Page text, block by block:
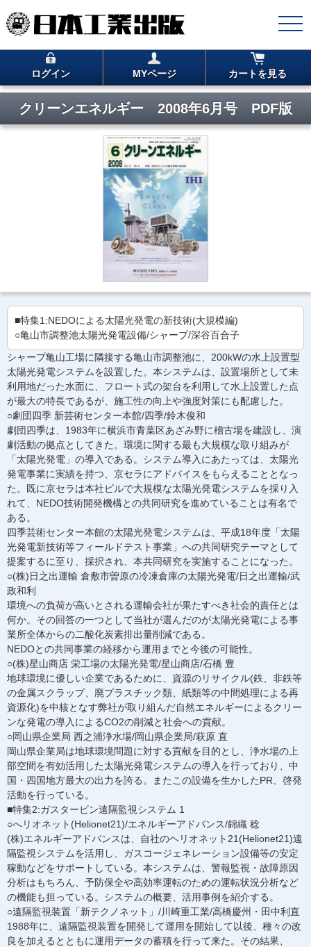
ログイン MYページ カートを見る
クリーンエネルギー 2008年6月号 PDF版
■特集1:NEDOによる太陽光発電の新技術(大規模編)
○亀山市調整池太陽光発電設備/シャープ/深谷百合子
シャープ亀山工場に隣接する亀山市調整池に、200kWの水上設置型
太陽光発電システムを設置した。本システムは、設置場所として未
利用地だった水面に、フロート式の架台を利用して水上設置した点
が最大の特長であるが、施工性の向上や強度対策にも配慮した。
○劇団四季 新芸術センター本館/四季/鈴木俊和
劇団四季は、1983年に横浜市青葉区あざみ野に稽古場を建設し、演
劇活動の拠点としてきた。環境に関する最も大規模な取り組みが
「太陽光発電」の導入である。システム導入にあたっては、太陽光
発電事業に実績を持つ、京セラにアドバイスをもらえることとなっ
た。既に京セラは本社ビルで大規模な太陽光発電システムを採り入
れて、NEDO技術開発機構との共同研究を進めていることは有名で
ある。
四季芸術センター本館の太陽光発電システムは、平成18年度「太陽
光発電新技術等フィールドテスト事業」への共同研究テーマとして
提案するに至り、採択され、本共同研究を実施することになった。
○(株)日之出運輸 倉敷市曽原の冷凍倉庫の太陽光発電/日之出運輸/武
政和利
環境への負荷が高いとされる運輸会社が果たすべき社会的責任とは
何か。その回答の一つとして当社が選んだのが太陽光発電による事
業所全体からの二酸化炭素排出量削減である。
NEDOとの共同事業の経移から運用までと今後の可能性。
○(株)星山商店 栄工場の太陽光発電/星山商店/石橋 豊
地球環境に優しい企業であるために、資源のリサイクル(鉄、非鉄等
の金属スクラップ、廃プラスチック類、紙類等の中間処理による再
資源化)を中核となす弊社が取り組んだ自然エネルギーによるクリー
ンな発電の導入によるCO2の削減と社会への貢献。
○岡山県企業局 西之浦浄水場/岡山県企業局/萩原 直
岡山県企業局は地球環境問題に対する貢献を目的とし、浄水場の上
部空間を有効活用した太陽光発電システムの導入を行っており、中
国・四国地方最大の出力を誇る。またこの設備を生かしたPR、啓発
活動を行っている。
■特集2:ガスタービン遠隔監視システム 1
○へリオネット(Helionet21)/エネルギーアドバンス/錦織 稔
(株)エネルギーアドバンスは、自社のヘリオネット21(Helionet21)遠
隔監視システムを活用し、ガスコージェネレーション設備等の安定
稼動などをサポートしている。本システムは、警報監視・故障原因
分析はもちろん、予防保全や高効率運転のための運転状況分析など
の機能も担っている。システムの概要、活用事例を紹介する。
○遠隔監視装置「新テクノネット」/川崎重工業/高橋慶州・田中利直
1988年に、遠隔監視装置を開発して運用を開始して以後、種々の改
良を加えるとともに運用データの蓄積を行って来た。その結果、